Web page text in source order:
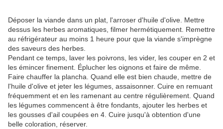
Déposer la viande dans un plat, l'arroser d'huile d'olive. Mettre
dessus les herbes aromatiques, filmer hermétiquement. Remettre
au réfrigérateur au moins 1 heure pour que la viande s'imprègne
des saveurs des herbes.
Pendant ce temps, laver les poivrons, les vider, les couper en 2 et
les émincer finement. Éplucher les oignons et faire de même.
Faire chauffer la plancha. Quand elle est bien chaude, mettre de
l'huile d'olive et jeter les légumes, assaisonner. Cuire en remuant
fréquemment et en les ramenant au centre régulièrement. Quand
les légumes commencent à être fondants, ajouter les herbes et
les gousses d'ail coupées en 4. Cuire jusqu'à obtention d'une
belle coloration, réserver.